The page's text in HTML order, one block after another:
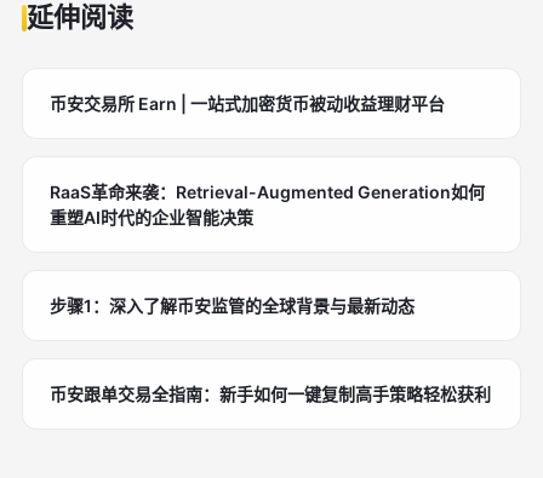
延伸阅读
币安交易所 Earn | 一站式加密货币被动收益理财平台
RaaS革命来袭：Retrieval-Augmented Generation如何
重塑AI时代的企业智能决策
步骤1：深入了解币安监管的全球背景与最新动态
币安跟单交易全指南：新手如何一键复制高手策略轻松获利